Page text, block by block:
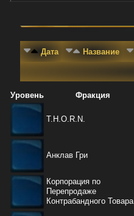
Дата Название
Уровень Фракция
T.H.O.R.N.
Анклав Гри
Корпорация по
Перепродаже
Контрабандного Товара